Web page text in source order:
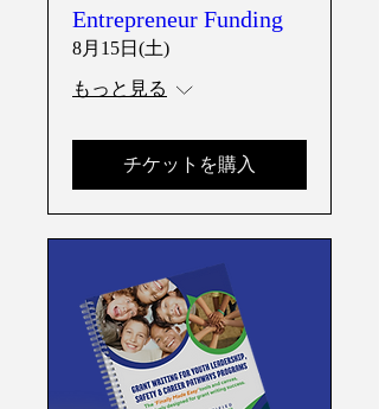
Entrepreneur Funding
8月15日(土)
もっと見る
チケットを購入